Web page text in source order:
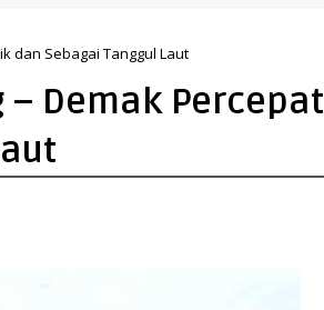
dan Sebagai Tanggul Laut
– Demak Percepat